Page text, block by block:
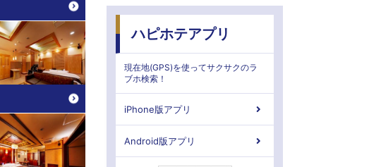
ハピホテアプリ
現在地(GPS)を使ってサクサクのラ
ブホ検索！
iPhone版アプリ
Android版アプリ